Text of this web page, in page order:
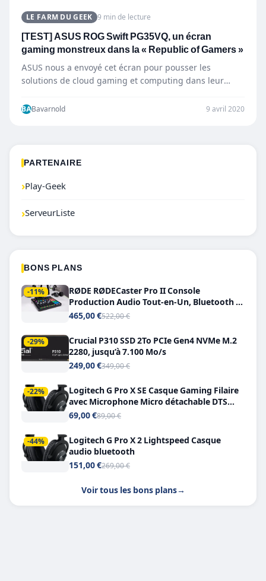
LE FARM DU GEEK 9 min de lecture
[TEST] ASUS ROG Swift PG35VQ, un écran
gaming monstreux dans la « Republic of Gamers »
ASUS nous a envoyé cet écran pour pousser les
solutions de cloud gaming et computing dans leur
BABavarnold 9 avril 2020
PARTENAIRE
›Play-Geek
›ServeurListe
BONS PLANS
-11%
RØDE RØDECaster Pro II Console
Production Audio Tout-en-Un, Bluetooth et
Double USB-C
465,00 €522,00 €
-29%
Crucial P310 SSD 2To PCIe Gen4 NVMe M.2
2280, jusqu’à 7.100 Mo/s
249,00 €349,00 €
-22%
Logitech G Pro X SE Casque Gaming Filaire
avec Microphone Micro détachable DTS
Headphone X 7.1
69,00 €89,00 €
-44%
Logitech G Pro X 2 Lightspeed Casque
audio bluetooth
151,00 €269,00 €
Voir tous les bons plans→